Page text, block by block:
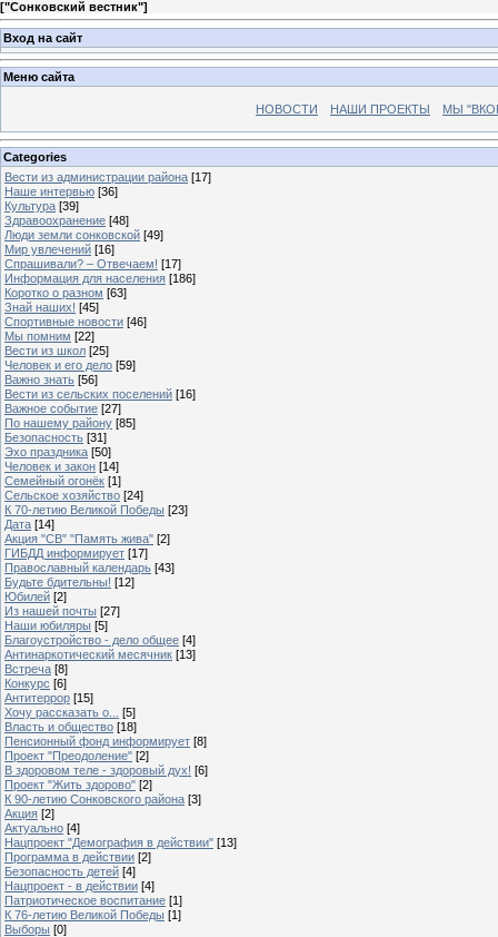
["Сонковский вестник"]
Вход на сайт
Меню сайта
НОВОСТИ НАШИ ПРОЕКТЫ МЫ
Categories
Вести из администрации района [17]
Наше интервью [36]
Культура [39]
Здравоохранение [48]
Люди земли сонковской [49]
Мир увлечений [16]
Спрашивали? – Отвечаем! [17]
Информация для населения [186]
Коротко о разном [63]
Знай наших! [45]
Спортивные новости [46]
Мы помним [22]
Вести из школ [25]
Человек и его дело [59]
Важно знать [56]
Вести из сельских поселений [16]
Важное событие [27]
По нашему району [85]
Безопасность [31]
Эхо праздника [50]
Человек и закон [14]
Семейный огонёк [1]
Сельское хозяйство [24]
К 70-летию Великой Победы [23]
Дата [14]
Акция "СВ" "Память жива" [2]
ГИБДД информирует [17]
Православный календарь [43]
Будьте бдительны! [12]
Юбилей [2]
Из нашей почты [27]
Наши юбиляры [5]
Благоустройство - дело общее [4]
Антинаркотический месячник [13]
Встреча [8]
Конкурс [6]
Антитеррор [15]
Хочу рассказать о...
[5]
Власть и общество [18]
Пенсионный фонд информирует [8]
Проект "Преодоление" [2]
В здоровом теле - здоровый дух! [6]
Проект "Жить здорово" [2]
К 90-летию Сонковского района [3]
Акция [2]
Актуально [4]
Нацпроект "Демография в действии" [13]
Программа в действии [2]
Безопасность детей [4]
Нацпроект - в действии [4]
Патриотическое воспитание [1]
К 76-летию Великой Победы [1]
Выборы [0]